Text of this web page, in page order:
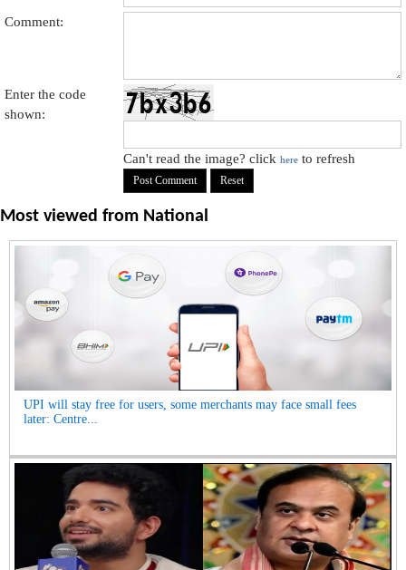
Comment:
Enter the code
shown:
Can't read the image? clickhere to refresh
Most viewed from National
UPI will stay free for users, some merchants may face small fees
later: Centre...